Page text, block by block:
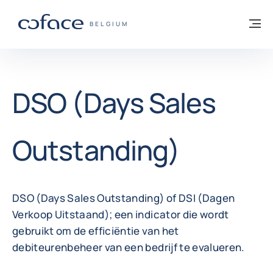
COFACE, FOR TRADE - GROEP WEBSITE
BELGIUM
Terug naar startpagina
DSO (Days Sales
Outstanding)
DSO (Days Sales Outstanding) of DSI (Dagen
Verkoop Uitstaand); een indicator die wordt
gebruikt om de efficiëntie van het
debiteurenbeheer van een bedrijf te evalueren.